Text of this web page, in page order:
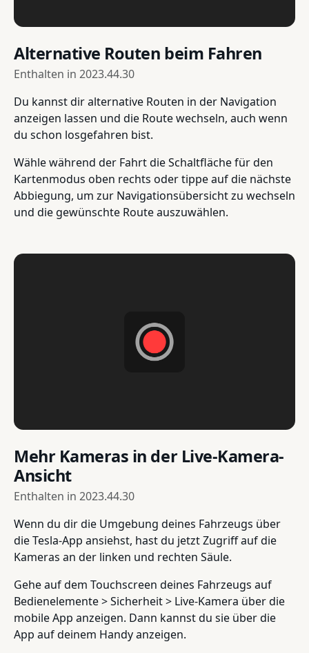
Alternative Routen beim Fahren
Enthalten in 2023.44.30
Du kannst dir alternative Routen in der Navigation
anzeigen lassen und die Route wechseln, auch wenn
du schon losgefahren bist.
Wähle während der Fahrt die Schaltfläche für den
Kartenmodus oben rechts oder tippe auf die nächste
Abbiegung, um zur Navigationsübersicht zu wechseln
und die gewünschte Route auszuwählen.
Mehr Kameras in der Live-Kamera-
Ansicht
Enthalten in 2023.44.30
Wenn du dir die Umgebung deines Fahrzeugs über
die Tesla-App ansiehst, hast du jetzt Zugriff auf die
Kameras an der linken und rechten Säule.
Gehe auf dem Touchscreen deines Fahrzeugs auf
Bedienelemente > Sicherheit > Live-Kamera über die
mobile App anzeigen. Dann kannst du sie über die
App auf deinem Handy anzeigen.